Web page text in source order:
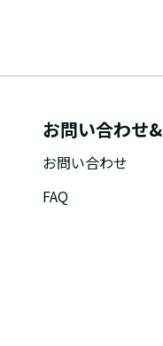
お問い合わせ
お問い合わせ
FAQ